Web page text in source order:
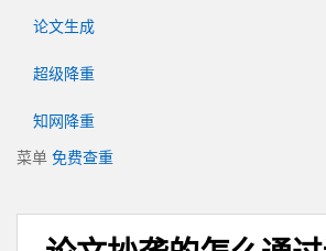
论文生成
超级降重
知网降重
菜单 免费查重